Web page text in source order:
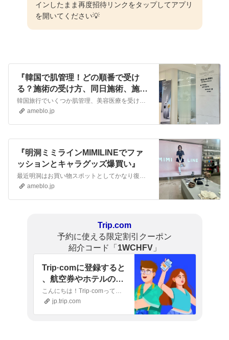
インしたまま再度招待リンクをタップしてアプリ
を開いてください💡
『韓国で肌管理！どの順番で受け
る？施術の受け方、同日施術、施術
の相性まとめ』
韓国旅行でいくつか肌管理、美容医療を受けようと思っている人は結構多いかと思いますが、ある程度順番を決めないと同じ日に施術できないとか、この施術の後にこれはでき…
ameblo.jp
『明洞ミミラインMIMILINEでファ
ッションとキャラグッズ爆買い』
最近明洞はお買い物スポットとしてかなり復活しているのですが、駅前のミミライン（MIMILINE）というお店が面白そうで今回行ってみました安い洋服や雑貨、韓国の…
ameblo.jp
Trip.com
予約に使える限定割引クーポン
​紹介コード「 1WCHFV」
Trip·comに登録すると
、航空券やホテルの予
約に使える800円相当
の限定割引クーポンを
プレゼント
こんにちは！Trip·comって知ってる？下の招待リンクから登録すると、航空券やホテルなどを最大800円オフで予約できます！それに、実は紹介者も特典がもらえて、みんなでお得だったりして…。
jp.trip.com